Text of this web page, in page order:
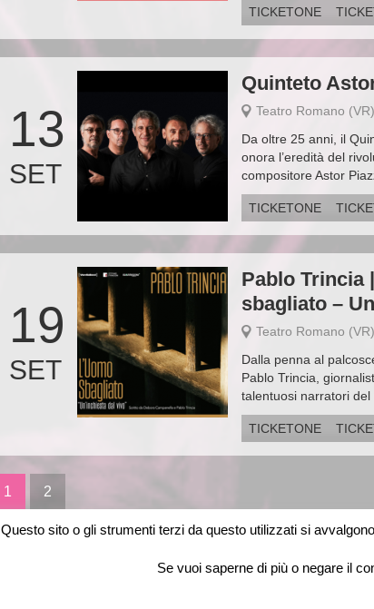
TICKETONE
13
SET
Quinteto
Teatro Romano (VR)
Da oltre 25 anni, il
onora l’eredità del
compositore Astor
TICKETONE
19
SET
Pablo Trincia
sbagliato –
Teatro Romano (VR)
Dalla penna al
Pablo Trincia,
talentuosi narratori del
TICKETONE
1 2
Questo sito o gli strumenti terzi da questo utilizzati si
Se vuoi saperne di più o negare il